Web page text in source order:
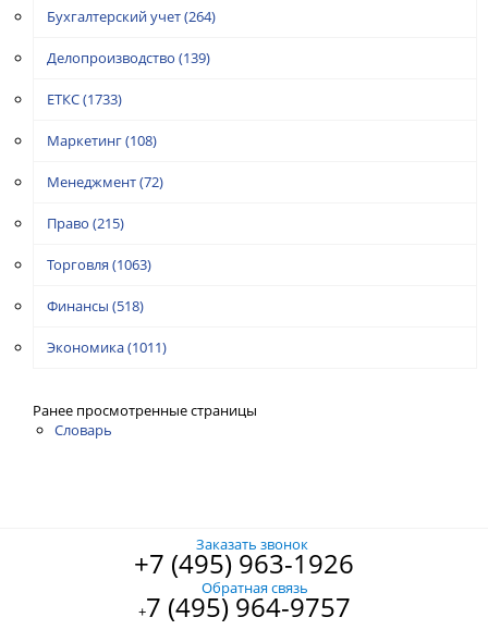
Бухгалтерский учет(264)
Делопроизводство (139)
ЕТКС(1733)
Маркетинг(108)
Менеджмент(72)
Право (215)
Торговля (1063)
Финансы (518)
Экономика(1011)
Ранее просмотренные страницы
Словарь
Заказать звонок
+7 (495) 963-1926
Обратная связь
+7 (495) 964-9757